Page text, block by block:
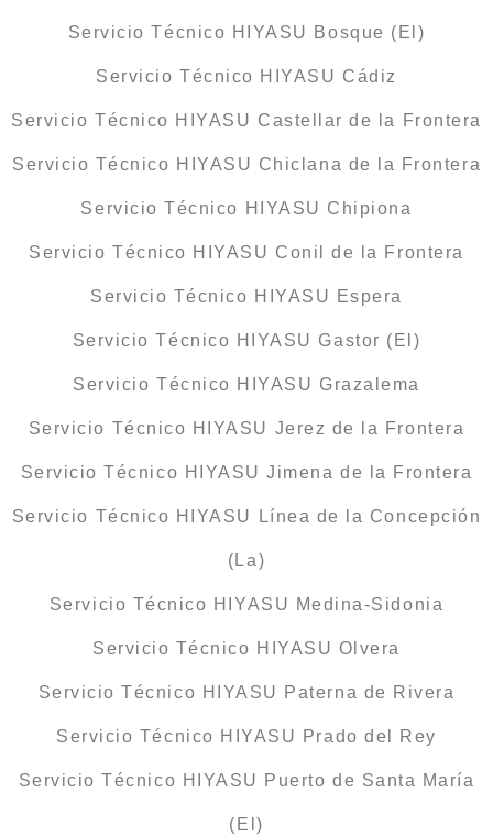
Servicio Técnico HIYASU Bosque (El)
Servicio Técnico HIYASU Cádiz
Servicio Técnico HIYASU Castellar de la Frontera
Servicio Técnico HIYASU Chiclana de la Frontera
Servicio Técnico HIYASU Chipiona
Servicio Técnico HIYASU Conil de la Frontera
Servicio Técnico HIYASU Espera
Servicio Técnico HIYASU Gastor (El)
Servicio Técnico HIYASU Grazalema
Servicio Técnico HIYASU Jerez de la Frontera
Servicio Técnico HIYASU Jimena de la Frontera
Servicio Técnico HIYASU Línea de la Concepción
(La)
Servicio Técnico HIYASU Medina-Sidonia
Servicio Técnico HIYASU Olvera
Servicio Técnico HIYASU Paterna de Rivera
Servicio Técnico HIYASU Prado del Rey
Servicio Técnico HIYASU Puerto de Santa María
(El)